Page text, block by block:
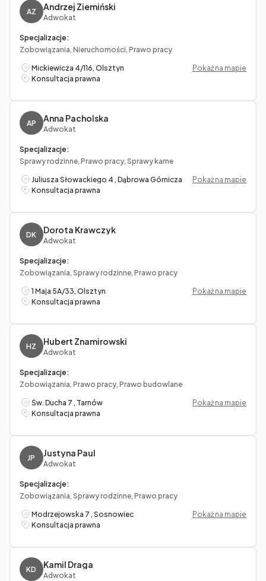
AZ Andrzej Ziemiński
Adwokat
Specjalizacje:
Zobowiązania, Nieruchomości, Prawo pracy
Mickiewicza 4/116, Olsztyn
Pokaż na mapie
Konsultacja prawna
AP Anna Pacholska
Adwokat
Specjalizacje:
Sprawy rodzinne, Prawo pracy, Sprawy karne
Juliusza Słowackiego 4 , Dąbrowa Górnicza
Pokaż na mapie
Konsultacja prawna
DK Dorota Krawczyk
Adwokat
Specjalizacje:
Zobowiązania, Sprawy rodzinne, Prawo pracy
1 Maja 5A/33, Olsztyn
Pokaż na mapie
Konsultacja prawna
HZ Hubert Znamirowski
Adwokat
Specjalizacje:
Zobowiązania, Prawo pracy, Prawo budowlane
Św. Ducha 7 , Tarnów
Pokaż na mapie
Konsultacja prawna
JP Justyna Paul
Adwokat
Specjalizacje:
Zobowiązania, Sprawy rodzinne, Prawo pracy
Modrzejowska 7 , Sosnowiec
Pokaż na mapie
Konsultacja prawna
KD Kamil Draga
Adwokat